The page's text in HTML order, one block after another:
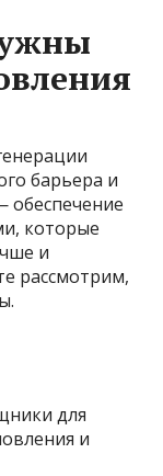
барьера и
обеспечение
которые
и
рассмотрим,
для
и